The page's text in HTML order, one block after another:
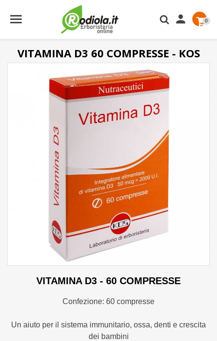
 0
VITAMINA D3 60 COMPRESSE - KOS
VITAMINA D3 - 60 COMPRESSE
Confezione: 60 compresse
Un aiuto per il sistema immunitario, ossa, denti e crescita
dei bambini